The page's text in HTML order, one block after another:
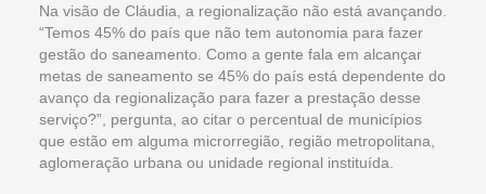
Na visão de Cláudia, a regionalização não está avançando.
“Temos 45% do país que não tem autonomia para fazer
gestão do saneamento. Como a gente fala em alcançar
metas de saneamento se 45% do país está dependente do
avanço da regionalização para fazer a prestação desse
serviço?”, pergunta, ao citar o percentual de municípios
que estão em alguma microrregião, região metropolitana,
aglomeração urbana ou unidade regional instituída.